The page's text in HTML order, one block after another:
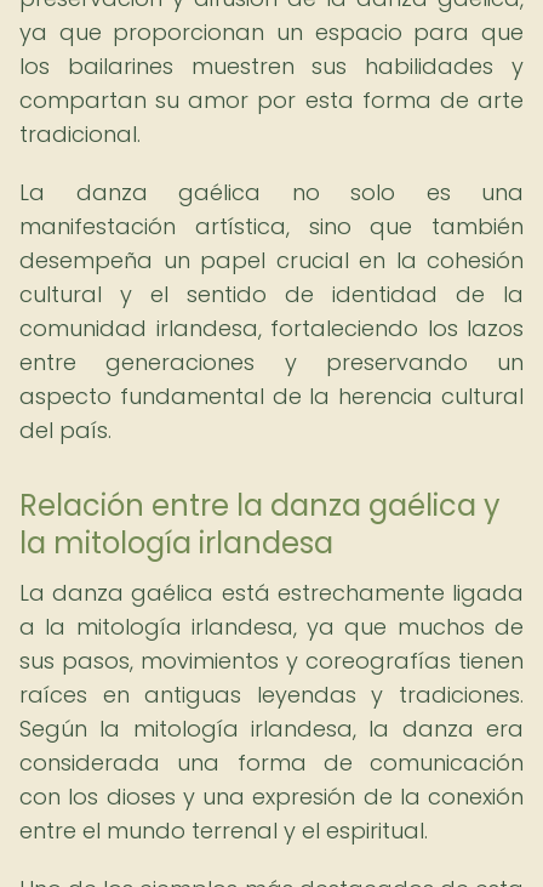
ya que proporcionan un espacio para que
los bailarines muestren sus habilidades y
compartan su amor por esta forma de arte
tradicional.
La danza gaélica no solo es una
manifestación artística, sino que también
desempeña un papel crucial en la cohesión
cultural y el sentido de identidad de la
comunidad irlandesa, fortaleciendo los lazos
entre generaciones y preservando un
aspecto fundamental de la herencia cultural
del país.
Relación entre la danza gaélica y
la mitología irlandesa
La danza gaélica está estrechamente ligada
a la mitología irlandesa, ya que muchos de
sus pasos, movimientos y coreografías tienen
raíces en antiguas leyendas y tradiciones.
Según la mitología irlandesa, la danza era
considerada una forma de comunicación
con los dioses y una expresión de la conexión
entre el mundo terrenal y el espiritual.